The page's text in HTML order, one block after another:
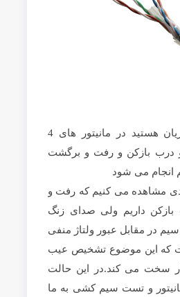
همانطور که در جریان هستید در مانیتور های 4
درب بازکن و رفت و برگشت
انجام می شود
مشاهده می کنیم که رفت و
داریم ولی صدای زنگ
در مقابل عبور ولتاژ منفی
که این موضوع تشخیص عیب
سخت می کند.در این حالت
و تست سیم کشی به ما